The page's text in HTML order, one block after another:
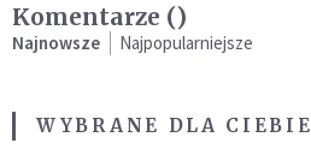
Komentarze ()
Najnowsze Najpopularniejsze
WYBRANE DLA CIEBIE